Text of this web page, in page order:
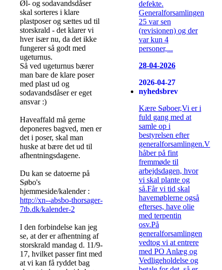
Øl- og sodavandsdåser
skal sorteres i klare
plastposer og sættes ud til
storskrald - det klarer vi
hver især nu, da det ikke
fungerer så godt med
ugeturnus.
Så ved ugeturnus bærer
man bare de klare poser
med plast ud og
sodavandsdåser er eget
ansvar :)
Haveaffald må gerne
deponeres bagved, men er
det i poser, skal man
huske at bære det ud til
afhentningsdagene.
Du kan se datoerne på
Søbo's
hjemmeside/kalender :
http://xn--absbo-thorsager-
7tb.dk/kalender-2
I den forbindelse kan jeg
se, at der er afhentning af
storskrald mandag d. 11/9-
17, hvilket passer fint med
at vi kan få ryddet bag
defekte.
Generalforsamlingen
25 var sen
(revisionen) og der
var kun 4
personer,...
28-04-2026
2026-04-27
nyhedsbrev
Kære Søboer,Vi er i
fuld gang med at
samle op i
bestyrelsen efter
generalforsamlingen.Vi
håber på fint
fremmøde til
arbejdsdagen, hvor
vi skal plante og
så.Får vi tid skal
havemøblerne også
efterses, have olie
med terpentin
osv.På
generalforsamlingen
vedtog vi at entrere
med PO Anlæg og
Vedligeholdelse og